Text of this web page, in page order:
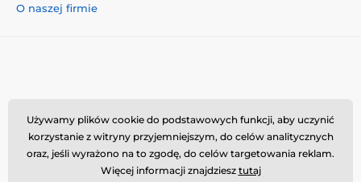
O naszej firmie
Momanio s.r.o., Okružní 361/14, 74718, Píšť, Czechy,
VAT: CZ09604707, info@momanio.pl
Używamy plików cookie do podstawowych funkcji, aby uczynić
korzystanie z witryny przyjemniejszym, do celów analitycznych
oraz, jeśli wyrażono na to zgodę, do celów targetowania reklam.
Więcej informacji znajdziesz tutaj